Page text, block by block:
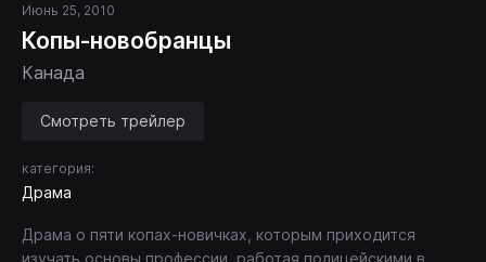
Июнь 25, 2010
Копы-новобранцы
Канада
Смотреть трейлер
категория:
Драма
Драма о пяти копах-новичках, которым приходится
изучать основы профессии, работая полицейскими в